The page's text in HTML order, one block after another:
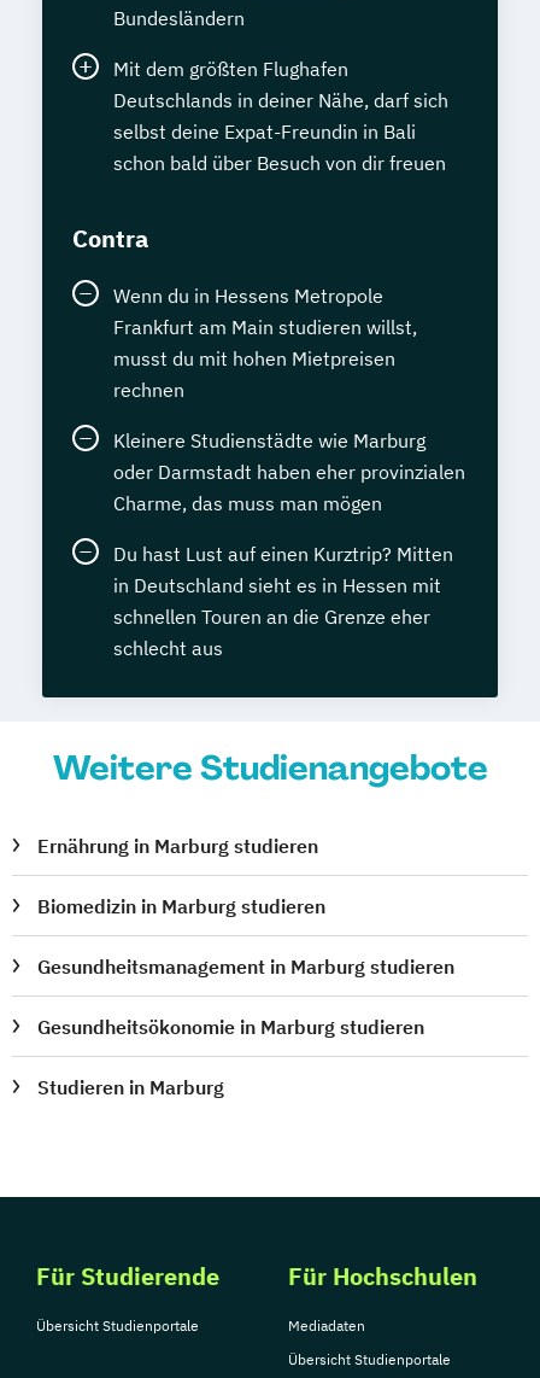
Bundesländern
Mit dem größten Flughafen
Deutschlands in deiner Nähe, darf sich
selbst deine Expat-Freundin in Bali
schon bald über Besuch von dir freuen
Contra
Wenn du in Hessens Metropole
Frankfurt am Main studieren willst,
musst du mit hohen Mietpreisen
rechnen
Kleinere Studienstädte wie Marburg
oder Darmstadt haben eher provinzialen
Charme, das muss man mögen
Du hast Lust auf einen Kurztrip? Mitten
in Deutschland sieht es in Hessen mit
schnellen Touren an die Grenze eher
schlecht aus
Weitere Studienangebote
Ernährung in Marburg studieren
Biomedizin in Marburg studieren
Gesundheitsmanagement in Marburg studieren
Gesundheitsökonomie in Marburg studieren
Studieren in Marburg
Für Studierende
Übersicht Studienportale
Für Hochschulen
Mediadaten
Übersicht Studienportale